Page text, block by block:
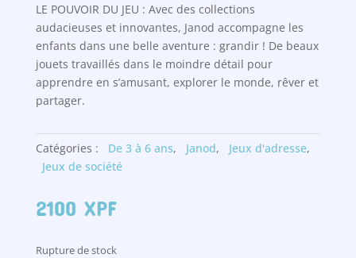
LE POUVOIR DU JEU : Avec des collections
audacieuses et innovantes, Janod accompagne les
enfants dans une belle aventure : grandir ! De beaux
jouets travaillés dans le moindre détail pour
apprendre en s’amusant, explorer le monde, rêver et
partager.
Catégories : De 3 à 6 ans, Janod, Jeux d'adresse,
Jeux de société
2100 XPF
Rupture de stock